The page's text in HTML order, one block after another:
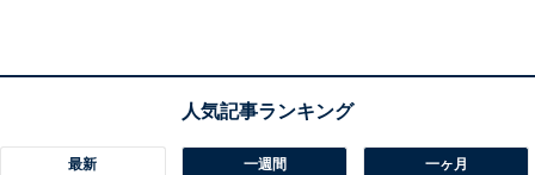
最新 一週間 一ヶ月